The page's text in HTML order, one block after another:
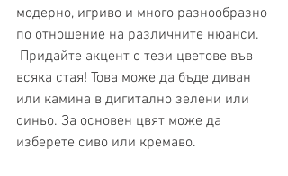
модерно, игриво и много разнообразно
по отношение на различните нюанси.
всяка стая! Това може да бъде диван
или камина в дигитално зелени или
синьо. За основен цвят може да
изберете сиво или кремаво.